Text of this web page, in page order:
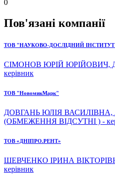
0
Пов'язані компанії
ТОВ "НАУКОВО-ДОСЛІДНИЙ
СІМОНОВ ЮРІЙ ЮРІЙОВИЧ,
керівник
ТОВ "НовомикМарк"
ДОВГАНЬ ЮЛІЯ ВАСИЛІВНА,
(ОБМЕЖЕННЯ ВІДСУТНІ ) -
ТОВ «ДНІПРО.РЕНТ»
ШЕВЧЕНКО ІРИНА
керівник